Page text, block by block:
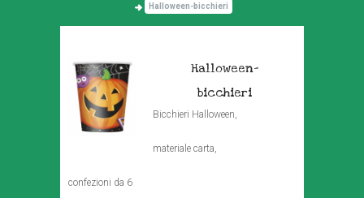
Halloween-bicchieri
Halloween-
bicchieri
Bicchieri Halloween,
materiale carta,
confezioni da 6